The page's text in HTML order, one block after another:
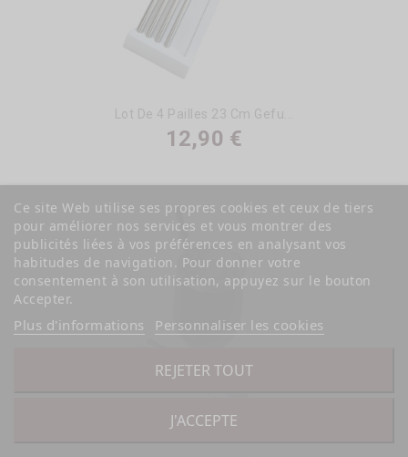
Lot De 4 Pailles 23 Cm Gefu...
12,90 €
Ce site Web utilise ses propres cookies et ceux de tiers
pour améliorer nos services et vous montrer des
publicités liées à vos préférences en analysant vos
habitudes de navigation. Pour donner votre
consentement à son utilisation, appuyez sur le bouton
Accepter.
Plus d'informations Personnaliser les cookies
REJETER TOUT
J'ACCEPTE